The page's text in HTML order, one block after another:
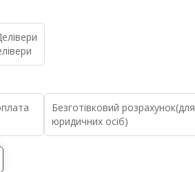
Безготівковий розрахунок(для
юридичних осіб)